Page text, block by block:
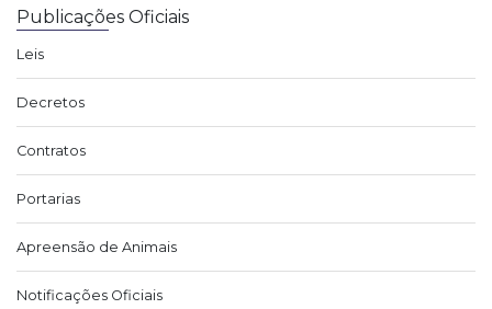
Publicações Oficiais
Leis
Decretos
Contratos
Portarias
Apreensão de Animais
Notificações Oficiais